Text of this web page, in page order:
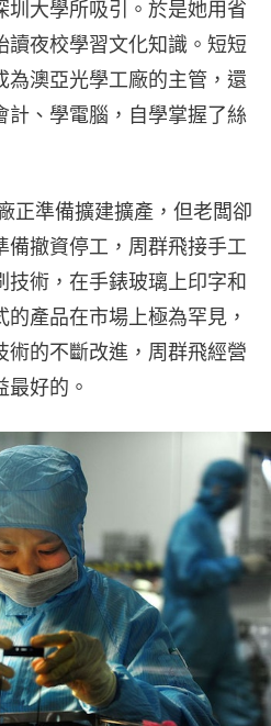
圳大學所吸引。於是她用省
讀夜校學習文化知識。短短
為澳亞光學工廠的主管，還
計、學電腦，自學掌握了絲
正準備擴建擴產，但老闆卻
備撤資停工，周群飛接手工
技術，在手錶玻璃上印字和
產品在市場上極為罕見，
術的不斷改進，周群飛經營
好的。